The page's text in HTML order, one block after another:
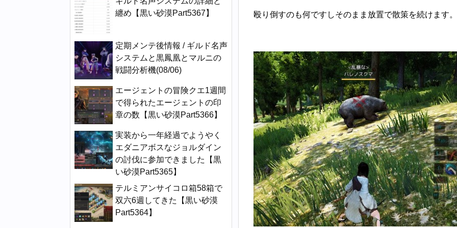
殴り倒すのも何ですしそのまま放置で散策を続けます。
纏め【黒い砂漠Part5367】
定期メンテ後情報 / ギルド名声
システムと黒鳳凰とマルニの
戦闘分析機(08/06)
エージェントの冒険クエ1週間
で得られたエージェントの印
章の数【黒い砂漠Part5366】
実装から一年経過でようやく
エダニアボスなジョルダイン
の討伐に参加できました【黒
い砂漠Part5365】
テルミアンサイコロ箱58箱で
双六6週してきた【黒い砂漠
Part5364】